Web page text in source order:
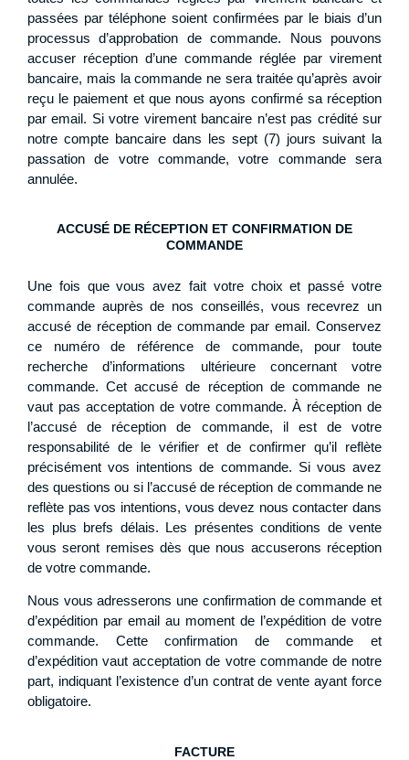
passées par téléphone soient confirmées par le biais d’un
processus d’approbation de commande. Nous pouvons
accuser réception d’une commande réglée par virement
bancaire, mais la commande ne sera traitée qu’après avoir
reçu le paiement et que nous ayons confirmé sa réception
par email. Si votre virement bancaire n’est pas crédité sur
notre compte bancaire dans les sept (7) jours suivant la
passation de votre commande, votre commande sera
annulée.
ACCUSÉ DE RÉCEPTION ET CONFIRMATION DE
COMMANDE
Une fois que vous avez fait votre choix et passé votre
commande auprès de nos conseillés, vous recevrez un
accusé de réception de commande par email. Conservez
ce numéro de référence de commande, pour toute
recherche d’informations ultérieure concernant votre
commande. Cet accusé de réception de commande ne
vaut pas acceptation de votre commande. À réception de
l’accusé de réception de commande, il est de votre
responsabilité de le vérifier et de confirmer qu’il reflète
précisément vos intentions de commande. Si vous avez
des questions ou si l’accusé de réception de commande ne
reflète pas vos intentions, vous devez nous contacter dans
les plus brefs délais. Les présentes conditions de vente
vous seront remises dès que nous accuserons réception
de votre commande.
Nous vous adresserons une confirmation de commande et
d’expédition par email au moment de l’expédition de votre
commande. Cette confirmation de commande et
d’expédition vaut acceptation de votre commande de notre
part, indiquant l’existence d’un contrat de vente ayant force
obligatoire.
FACTURE